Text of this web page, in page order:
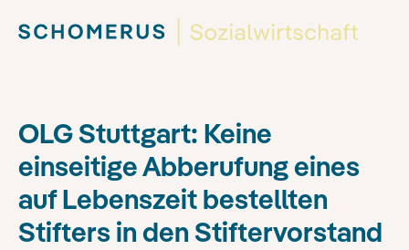
OLG Stuttgart: Keine
einseitige Abberufung eines
auf Lebenszeit bestellten
Stifters in den Stiftervorstand